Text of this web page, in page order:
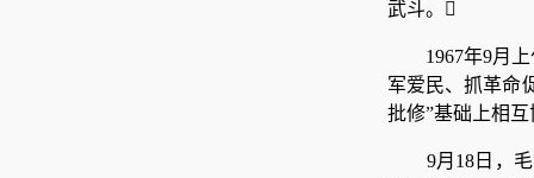
武斗。
1967年9月
军爱民、抓革命
批修”基础上相
9月18日，